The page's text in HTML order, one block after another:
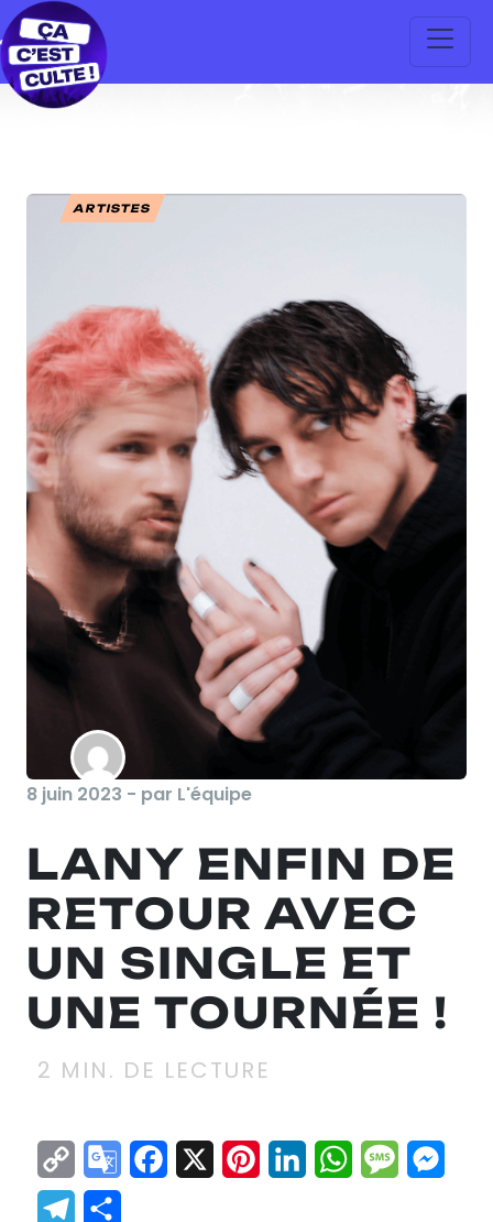
ARTISTES
8 juin 2023 - par L'équipe
LANY ENFIN DE
RETOUR AVEC
UN SINGLE ET
UNE TOURNÉE !
2 MIN. DE LECTURE
Copy
Link
GoogleFacebook
X Pinterest
LinkedInWhatsApp
Telegram